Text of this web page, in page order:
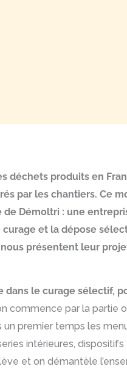
déchets produits en
par les chantiers. Ce
de Démoltri : une
et la dépose
présentent leur
dans le curage sélectif,
commence par la partie
premier temps les
intérieures, dispositifs
et on démantèle